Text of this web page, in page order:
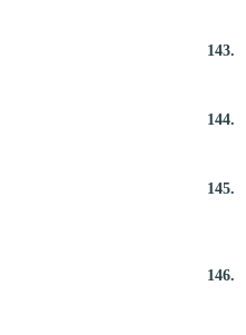
143.
144.
145.
146.